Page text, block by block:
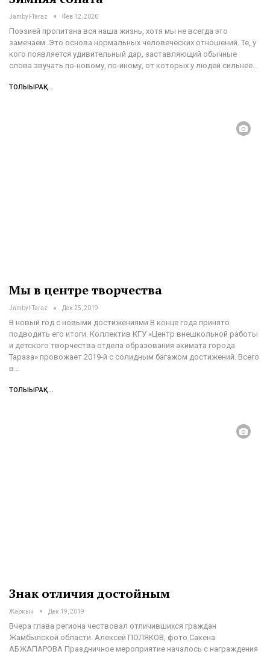
Jambyl-Taraz Фев 12, 2020
Поэзией пропитана вся наша жизнь, хотя мы не всегда это
замечаем. Это основа нормальных человеческих отношений. Те, у
кого появляется удивительный дар, заставляющий обычные
слова звучать по-новому, по-иному, от которых у людей сильнее
ТОЛЫҒЫРАҚ...
Мы в центре творчества
Jambyl-Taraz Дек 25, 2019
В новый год с новыми достижениями В конце года принято
подводить его итоги. Коллектив КГУ «Центр внешкольной работы
и детского творчества отдела образования акимата города
Тараза» провожает 2019-й с солидным багажом достижений. Всего
в…
ТОЛЫҒЫРАҚ...
Знак отличия достойным
Жаркын Дек 19, 2019
Вчера глава региона чествовал отличившихся граждан
Жамбылской области. Алексей ПОЛЯКОВ, фото Сакена
АБЖАПАРОВА Праздничное мероприятие началось с награждения